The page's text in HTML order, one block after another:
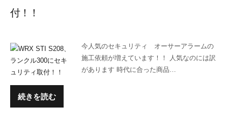
付！！
今人気のセキュリティ オーサーアラームの
施工依頼が増えています！！ 人気なのには訳
があります 時代に合った商品…
続きを読む